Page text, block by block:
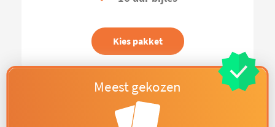
Kies pakket